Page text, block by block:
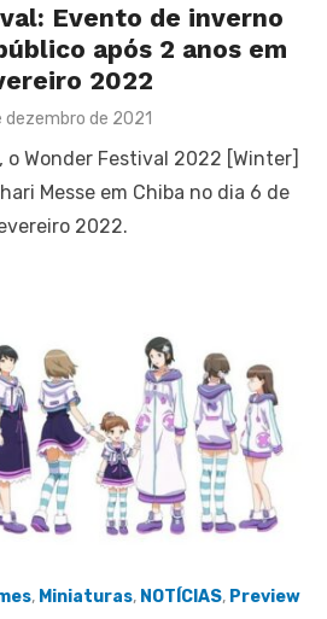
Evento de inverno
após 2 anos em
2022
dezembro de 2021
Wonder Festival 2022 [Winter]
Messe em Chiba no dia 6 de
2022.
, Miniaturas, NOTÍCIAS, Preview